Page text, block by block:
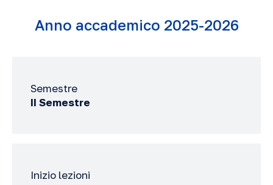
Anno accademico 2025-2026
Semestre
II Semestre
Inizio lezioni